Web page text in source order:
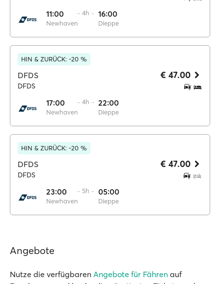
11:00
Newhaven
·· 4h ·· 16:00
Dieppe
HIN & ZURÜCK: -20 %
DFDS
DFDS
17:00
Newhaven
·· 4h ·· 22:00
Dieppe
€ 47.00
HIN & ZURÜCK: -20 %
DFDS
DFDS
23:00
Newhaven
·· 5h ·· 05:00
Dieppe
€ 47.00
Angebote
Nutze die verfügbaren Angebote für Fähren auf